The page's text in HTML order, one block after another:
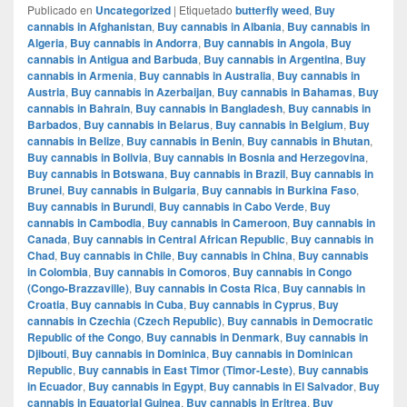
Publicado en Uncategorized | Etiquetado butterfly weed, Buy
cannabis in Afghanistan, Buy cannabis in Albania, Buy cannabis in
Algeria, Buy cannabis in Andorra, Buy cannabis in Angola, Buy
cannabis in Antigua and Barbuda, Buy cannabis in Argentina, Buy
cannabis in Armenia, Buy cannabis in Australia, Buy cannabis in
Austria, Buy cannabis in Azerbaijan, Buy cannabis in Bahamas, Buy
cannabis in Bahrain, Buy cannabis in Bangladesh, Buy cannabis in
Barbados, Buy cannabis in Belarus, Buy cannabis in Belgium, Buy
cannabis in Belize, Buy cannabis in Benin, Buy cannabis in Bhutan,
Buy cannabis in Bolivia, Buy cannabis in Bosnia and Herzegovina,
Buy cannabis in Botswana, Buy cannabis in Brazil, Buy cannabis in
Brunei, Buy cannabis in Bulgaria, Buy cannabis in Burkina Faso,
Buy cannabis in Burundi, Buy cannabis in Cabo Verde, Buy
cannabis in Cambodia, Buy cannabis in Cameroon, Buy cannabis in
Canada, Buy cannabis in Central African Republic, Buy cannabis in
Chad, Buy cannabis in Chile, Buy cannabis in China, Buy cannabis
in Colombia, Buy cannabis in Comoros, Buy cannabis in Congo
(Congo-Brazzaville), Buy cannabis in Costa Rica, Buy cannabis in
Croatia, Buy cannabis in Cuba, Buy cannabis in Cyprus, Buy
cannabis in Czechia (Czech Republic), Buy cannabis in Democratic
Republic of the Congo, Buy cannabis in Denmark, Buy cannabis in
Djibouti, Buy cannabis in Dominica, Buy cannabis in Dominican
Republic, Buy cannabis in East Timor (Timor-Leste), Buy cannabis
in Ecuador, Buy cannabis in Egypt, Buy cannabis in El Salvador, Buy
cannabis in Equatorial Guinea, Buy cannabis in Eritrea, Buy